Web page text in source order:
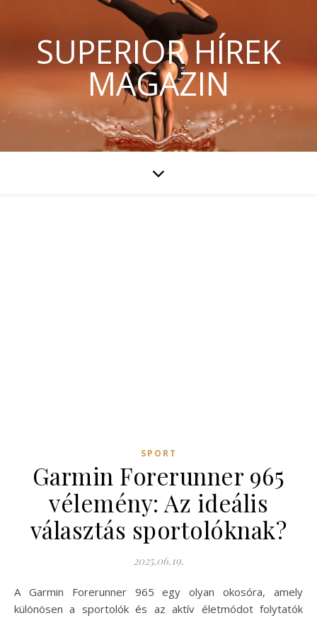
SUPERIOR HÍREK
MAGAZIN
SPORT
Garmin Forerunner 965
vélemény: Az ideális
választás sportolóknak?
2025.06.19.
A Garmin Forerunner 965 egy olyan okosóra, amely
különösen a sportolók és az aktív életmódot folytatók